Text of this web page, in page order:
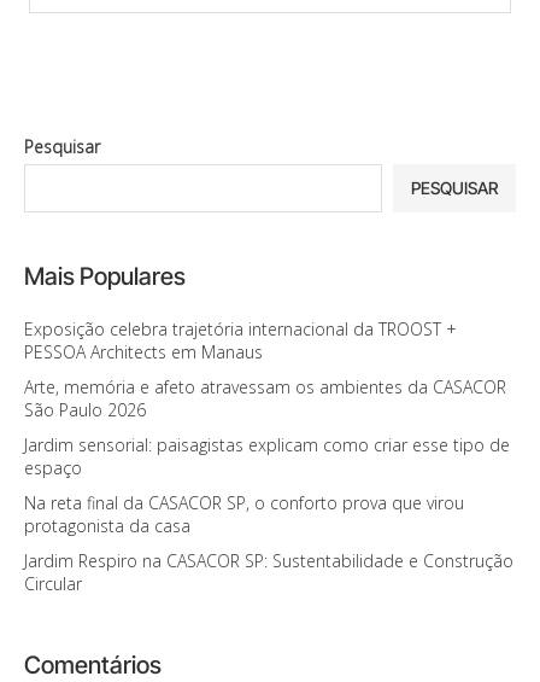
Pesquisar
PESQUISAR
Mais Populares
Exposição celebra trajetória internacional da TROOST +
PESSOA Architects em Manaus
Arte, memória e afeto atravessam os ambientes da CASACOR
São Paulo 2026
Jardim sensorial: paisagistas explicam como criar esse tipo de
espaço
Na reta final da CASACOR SP, o conforto prova que virou
protagonista da casa
Jardim Respiro na CASACOR SP: Sustentabilidade e Construção
Circular
Comentários